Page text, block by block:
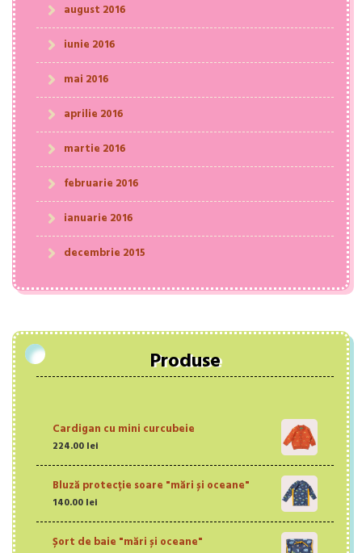
august 2016
iunie 2016
mai 2016
aprilie 2016
martie 2016
februarie 2016
ianuarie 2016
decembrie 2015
Produse
Cardigan cu mini curcubeie
224.00 lei
Bluză protecție soare "mări și oceane"
140.00 lei
Șort de baie "mări și oceane"